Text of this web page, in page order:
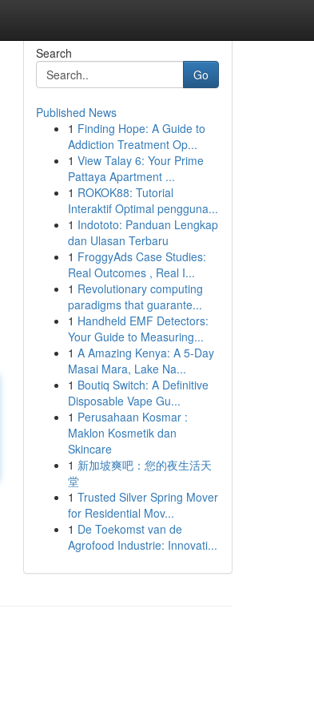
Search
Go
Published News
1 Finding Hope: A Guide to
Addiction Treatment Op...
1 View Talay 6: Your Prime
Pattaya Apartment ...
1 ROKOK88: Tutorial
Interaktif Optimal pengguna...
1 Indototo: Panduan Lengkap
dan Ulasan Terbaru
1 FroggyAds Case Studies:
Real Outcomes , Real I...
1 Revolutionary computing
paradigms that guarante...
1 Handheld EMF Detectors:
Your Guide to Measuring...
1 A Amazing Kenya: A 5-Day
Masai Mara, Lake Na...
1 Boutiq Switch: A Definitive
Disposable Vape Gu...
1 Perusahaan Kosmar :
Maklon Kosmetik dan
Skincare
1 新加坡爽吧：您的夜生活天
堂
1 Trusted Silver Spring Mover
for Residential Mov...
1 De Toekomst van de
Agrofood Industrie: Innovati...